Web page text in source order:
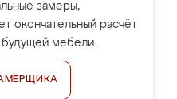
замеры,
окончательный расчёт
мебели.